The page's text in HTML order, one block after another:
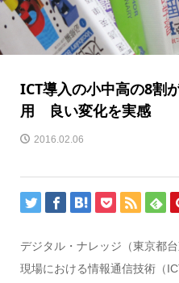
ICT導入の小中高の8割
用 良い変化を実感
2016.02.06
デジタル・ナレッジ（東京都
現場における情報通信技術（